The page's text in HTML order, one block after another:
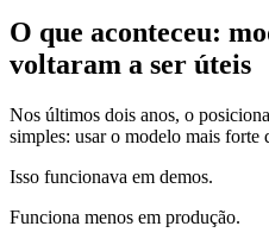
O que aconteceu:
voltaram a ser úteis
Nos últimos dois anos, o
simples: usar o modelo mais forte
Isso funcionava em demos.
Funciona menos em produção.